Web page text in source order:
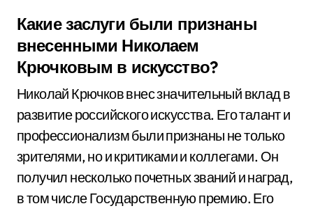
Какие заслуги были признаны
внесенными Николаем
Крючковым в искусство?
Николай Крючков внес значительный вклад в
развитие российского искусства. Его талант и
профессионализм были признаны не только
зрителями, но и критиками и коллегами. Он
получил несколько почетных званий и наград,
в том числе Государственную премию. Его